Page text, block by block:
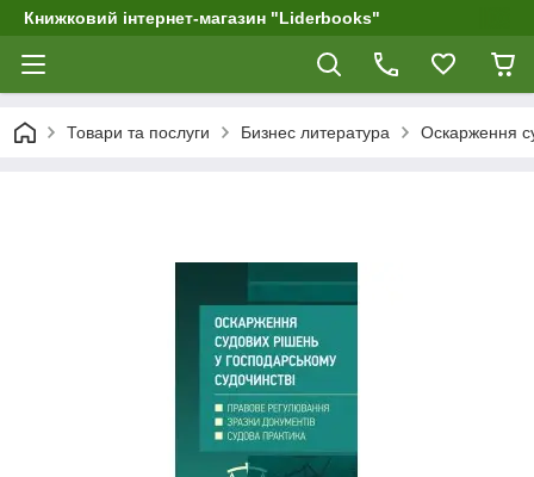
Книжковий інтернет-магазин "Liderbooks"
Товари та послуги Бизнес литература Оскарження